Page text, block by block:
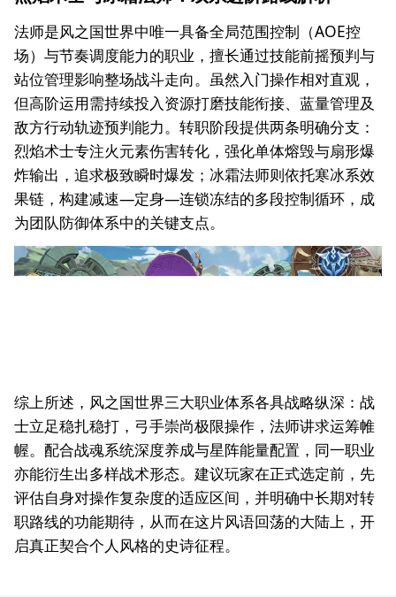
法师是风之国世界中唯一具备全局范围控制（AOE控
场）与节奏调度能力的职业，擅长通过技能前摇预判与
站位管理影响整场战斗走向。虽然入门操作相对直观，
但高阶运用需持续投入资源打磨技能衔接、蓝量管理及
敌方行动轨迹预判能力。转职阶段提供两条明确分支：
烈焰术士专注火元素伤害转化，强化单体熔毁与扇形爆
炸输出，追求极致瞬时爆发；冰霜法师则依托寒冰系效
果链，构建减速—定身—连锁冻结的多段控制循环，成
为团队防御体系中的关键支点。
综上所述，风之国世界三大职业体系各具战略纵深：战
士立足稳扎稳打，弓手崇尚极限操作，法师讲求运筹帷
幄。配合战魂系统深度养成与星阵能量配置，同一职业
亦能衍生出多样战术形态。建议玩家在正式选定前，先
评估自身对操作复杂度的适应区间，并明确中长期对转
职路线的功能期待，从而在这片风语回荡的大陆上，开
启真正契合个人风格的史诗征程。